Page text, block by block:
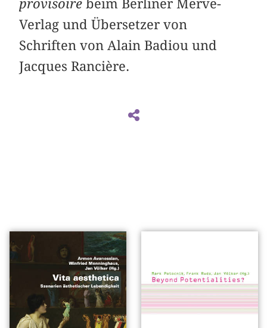
provisoirebeim Berliner Merve-
Verlag und Übersetzer von
Schriften von Alain Badiou und
Jacques Rancière.